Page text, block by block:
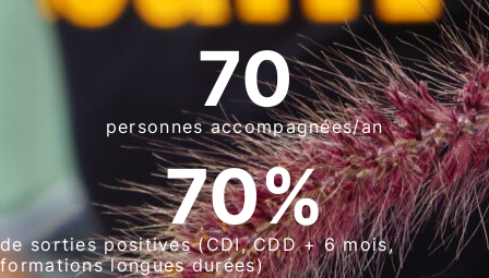
personnes accompagnées/an
70
de sorties positives (CDI, CDD + 6 mois,
formations longues durées)
70%